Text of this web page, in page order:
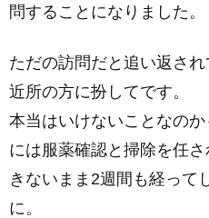
問することになりました。
ただの訪問だと追い返さ
近所の方に扮してです。
本当はいけないことなの
には服薬確認と掃除を任
きないまま2週間も経って
に。